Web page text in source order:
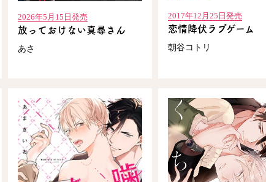
2026年5月15日発売
放っておけない真尋さん
あさ
2017年12月25日発売
恋情降伏ラブゲーム
朝谷コトリ